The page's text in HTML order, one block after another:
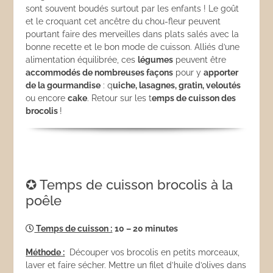
sont souvent boudés surtout par les enfants ! Le goût
et le croquant cet ancêtre du chou-fleur peuvent
pourtant faire des merveilles dans plats salés avec la
bonne recette et le bon mode de cuisson. Alliés d’une
alimentation équilibrée, ces légumes peuvent être
accommodés de nombreuses façons pour yapporter
de la gourmandise : quiche, lasagnes, gratin, veloutés
ou encorecake. Retour sur les temps de cuisson des
brocolis !
✪ Temps de cuisson brocolis à la
poêle
Temps de cuisson : 10 – 20 minutes
Méthode : Découper vos brocolis en petits morceaux,
laver et faire sécher. Mettre un filet d’huile d’olives dans